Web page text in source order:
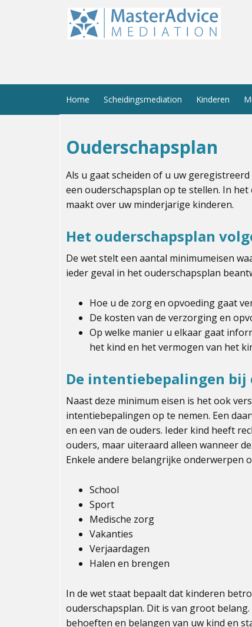
Home Scheidingsmediation Kinderen
Ouderschapsplan
Als u gaat scheiden of u uw
een ouderschapsplan op te stellen. In
maakt over uw minderjarige kinderen.
Het ouderschapsplan
De wet stelt een aantal minimumeisen
ieder geval in het ouderschapsplan
Hoe u de zorg en opvoeding gaat
De kosten van de verzorging en
Op welke manier u elkaar gaat
het kind en het vermogen van het
De intentiebepalingen bij
Naast deze minimum eisen is het ook
intentiebepalingen op te nemen. Een
en een van de ouders. Ieder kind heeft
ouders, maar uiteraard alleen wanneer
Enkele andere belangrijke onderwerpen
School
Sport
Medische zorg
Vakanties
Verjaardagen
Halen en brengen
In de wet staat bepaalt dat kinderen
ouderschapsplan. Dit is van groot
behoeften en belangen van uw kind en